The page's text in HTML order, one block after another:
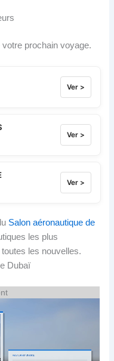
prochain voyage.
Ver >
Ver >
Ver >
Salon aéronautique de
les plus
les nouvelles.
Dubaï